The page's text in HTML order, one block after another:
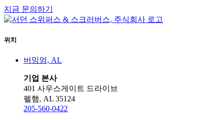
지금 문의하기
위치
버밍엄, AL
기업 본사
401 사우스게이트 드라이브
펠햄, AL 35124
205-560-0422